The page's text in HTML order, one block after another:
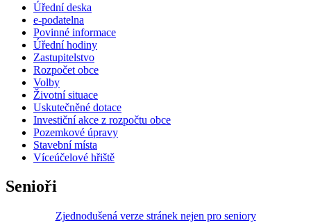
Úřední deska
e-podatelna
Povinné informace
Úřední hodiny
Zastupitelstvo
Rozpočet obce
Volby
Životní situace
Uskutečněné dotace
Investiční akce z rozpočtu obce
Pozemkové úpravy
Stavební místa
Víceúčelové hřiště
Senioři
Zjednodušená verze stránek nejen pro seniory